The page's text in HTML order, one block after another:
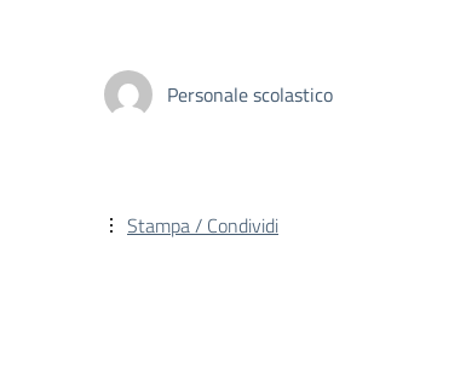
Personale scolastico
Stampa / Condividi